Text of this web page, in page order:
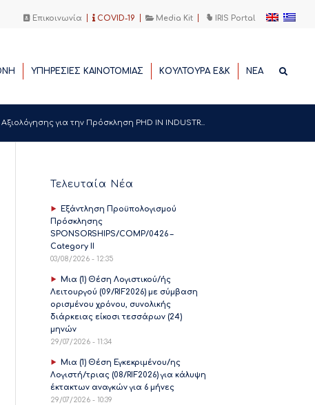
Επικοινωνία COVID-19 Media Kit IRIS Portal
ΥΠΗΡΕΣΙΕΣ ΚΑΙΝΟΤΟΜΙΑΣ ΚΟΥΛΤΟΥΡΑ Ε&Κ ΝΕΑ
για την Πρόσκληση PHD IN INDUSTR...
Τελευταία Νέα
Εξάντληση Προϋπολογισμού
Πρόσκλησης
SPONSORSHIPS/COMP/0426 –
Category II
03/08/2026 - 12:35
Μια (1) Θέση Λογιστικού/ής
Λειτουργού (09/RIF2026) με σύμβαση
ορισμένου χρόνου, συνολικής
διάρκειας είκοσι τεσσάρων (24)
μηνών
29/07/2026 - 11:34
Μια (1) Θέση Εγκεκριμένου/ης
Λογιστή/τριας (08/RIF2026) για κάλυψη
έκτακτων αναγκών για 6 μήνες
29/07/2026 - 10:39